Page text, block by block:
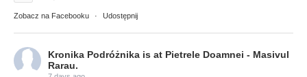
Zobacz na Facebooku · Udostępnij
Kronika Podróżnika is at Pietrele Doamnei - Masivul
Rarau.